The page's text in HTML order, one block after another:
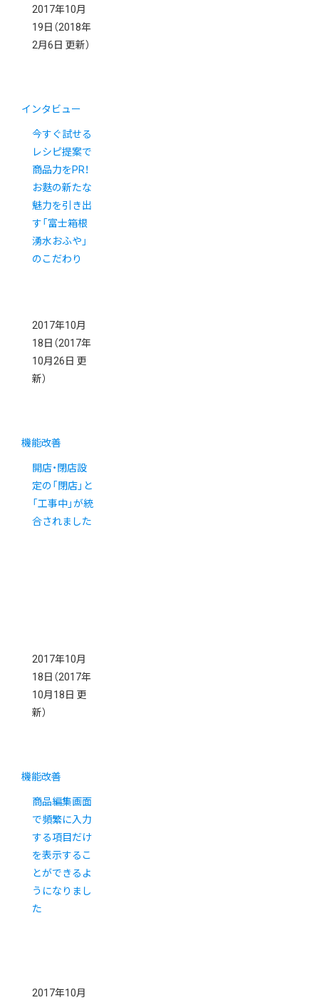
2017年10月
19日 （2018年
2月6日 更新）
インタビュー
今すぐ試せる
レシピ提案で
商品力をPR！
お麩の新たな
魅力を引き出
す「富士箱根
湧水おふや」
のこだわり
2017年10月
18日 （2017年
10月26日 更
新）
機能改善
開店・閉店設
定の「閉店」と
「工事中」が統
合されました
2017年10月
18日 （2017年
10月18日 更
新）
機能改善
商品編集画面
で頻繁に入力
する項目だけ
を表示するこ
とができるよ
うになりまし
た
2017年10月